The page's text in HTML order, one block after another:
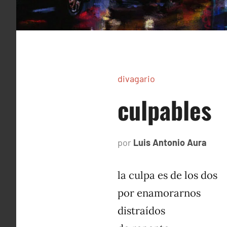
divagario
culpables
por Luis Antonio Aura
1996
la culpa es de los dos
por enamorarnos
distraídos